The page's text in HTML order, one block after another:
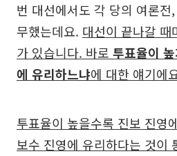
번 대선에서도 각 당의 여론
무했는데요. 대선이 끝나갈 때
가 있습니다. 바로 투표율이
에 유리하느냐에 대한 얘기에
투표율이 높을수록 진보 진영
보수 진영에 유리하다는 것이